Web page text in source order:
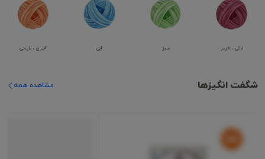
لاکی ، قرمز سبز آبی آجری ، نارنجی
شگفت انگیزها مشاهده همه